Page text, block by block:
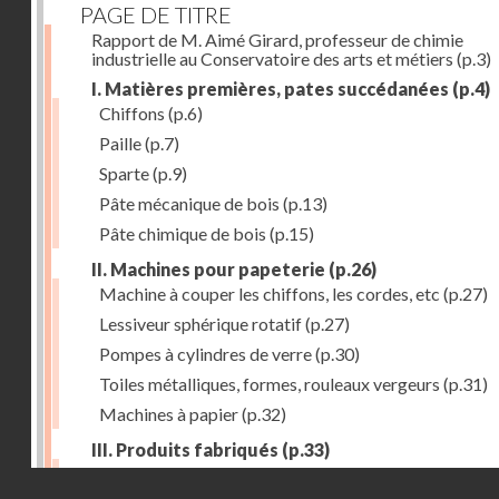
PAGE DE TITRE
Rapport de M. Aimé Girard, professeur de chimie
industrielle au Conservatoire des arts et métiers (p.3)
I. Matières premières, pates succédanées (p.4)
Chiffons (p.6)
Paille(p.7)
Sparte(p.9)
Pâte mécanique de bois (p.13)
Pâte chimique de bois (p.15)
II. Machines pour papeterie (p.26)
Machine à couper les chiffons, les cordes, etc (p.27)
Lessiveur sphérique rotatif(p.27)
Pompes à cylindres de verre(p.30)
Toiles métalliques, formes, rouleaux vergeurs (p.31)
Machines à papier(p.32)
III. Produits fabriqués (p.33)
Papiers à journaux(p.39)